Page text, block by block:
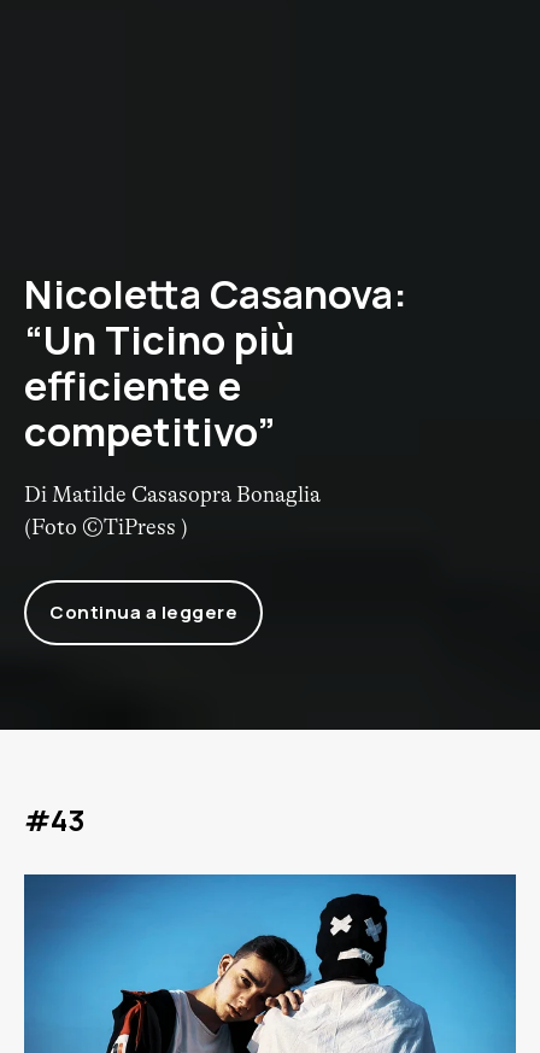
Nicoletta Casanova:
“Un Ticino più
efficiente e
competitivo”
Di Matilde Casasopra Bonaglia
(Foto ©TiPress )
Continua a leggere
#43